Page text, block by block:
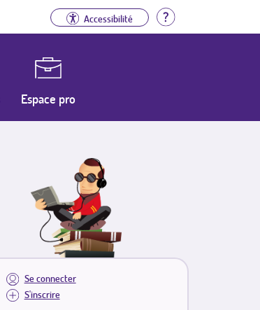
Accessibilité Aide
Espace pro
Se connecter
S'inscrire